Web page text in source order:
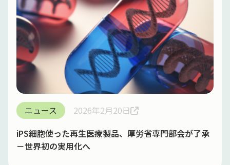
ニュース
2026年2月20日
iPS細胞使った再生医療製品、厚労省専門部会が了承
－世界初の実用化へ